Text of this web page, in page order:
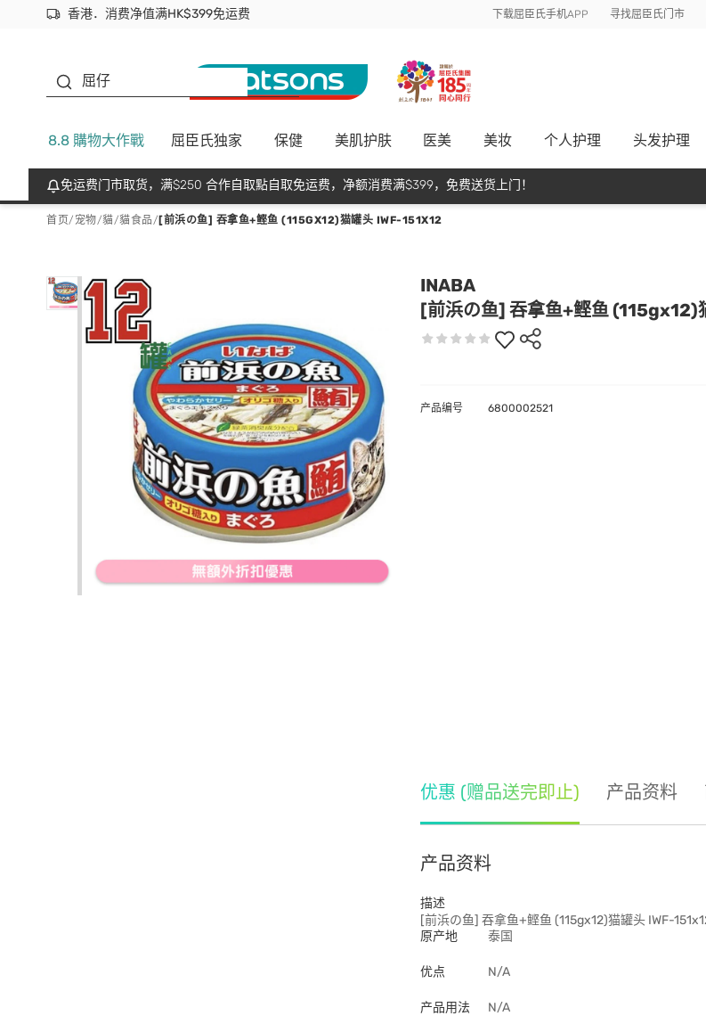
香港．消费净值满HK$399免运费
立即成为易赏钱会员尽享独家优惠
首次APP下单买满$450 输入 NEWAPP 即减$50 下载屈臣氏手机APP 寻找屈臣氏门市
屈仔
8.8 購物大作戰 屈臣氏独家 保健 美肌护肤 医美 美妆 个人护理 头发护理
免运费门市取货，满$250 合作自取點自取免运费，净额消费满$399，免费送货上门！
首页/ 宠物/貓/貓食品/ [前浜の鱼] 吞拿鱼+鲣鱼 (115GX12)猫罐头 IWF-151X12
INABA
[前浜の鱼] 吞拿鱼+鲣鱼 (115gx12)
产品编号 6800002521
优惠 (赠品送完即止) 产品资料
产品资料
描述
[前浜の鱼] 吞拿鱼+鲣鱼 (115gx12)猫罐头 IWF-
原产地
泰国
优点 N/A
产品用法 N/A